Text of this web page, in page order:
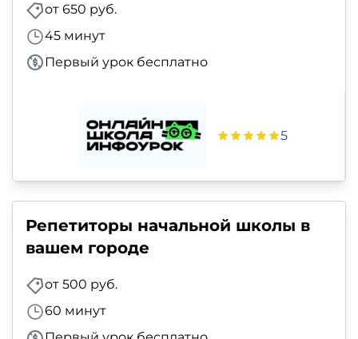
от 650 руб.
45 минут
Первый урок бесплатно
5
Репетиторы начальной школы в
вашем городе
от 500 руб.
60 минут